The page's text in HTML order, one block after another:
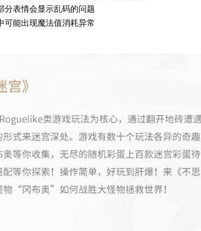
分表情会显示乱码的问题
可能出现魔法值消耗异常